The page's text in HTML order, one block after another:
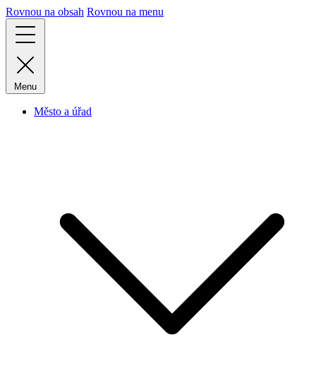
Rovnou na obsah Rovnou na menu
Menu
Město a úřad